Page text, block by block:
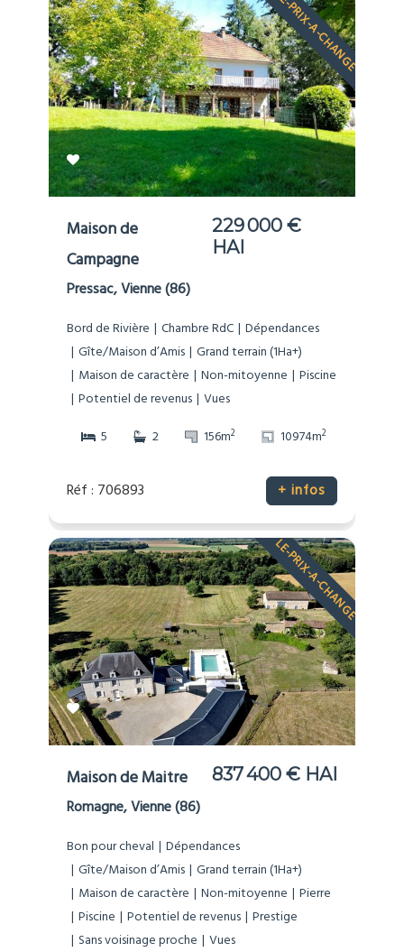
LE-PRIX-A-CHANGE
Maison de
Campagne
229 000 €
HAI
Pressac, Vienne (86)
Bord de Rivière Chambre RdC Dépendances
Gîte/Maison d’Amis Grand terrain (1Ha+)
Maison de caractère
Non-mitoyenne
Piscine
Potentiel de revenus Vues
5
2 156m2 10974m2
Réf : 706893 + infos
LE-PRIX-A-CHANGE
Maison de Maitre 837 400 € HAI
Romagne, Vienne (86)
Bon pour cheval
Dépendances
Gîte/Maison d’Amis Grand terrain (1Ha+)
Maison de caractère
Non-mitoyenne
Pierre
Piscine
Potentiel de revenus Prestige
Sans voisinage proche
Vues